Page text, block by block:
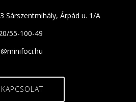
Sárszentmihály, Árpád u. 1/A
55-100-49
KAPCSOLAT